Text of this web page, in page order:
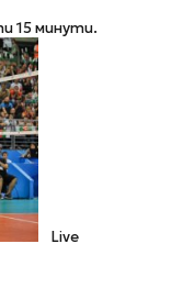
15 минути.
Live